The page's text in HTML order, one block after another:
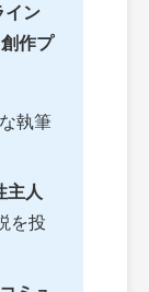
イン
作プ
執筆
主人
を投